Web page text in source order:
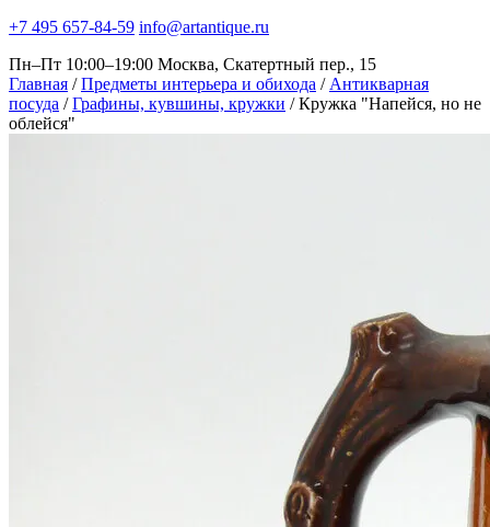
+7 495 657-84-59 info@artantique.ru
Пн–Пт 10:00–19:00 Москва, Скатертный пер., 15
Главная / Предметы интерьера и обихода / Антикварная
посуда / Графины, кувшины, кружки / Кружка "Напейся, но не
облейся"